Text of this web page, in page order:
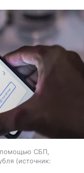
помощью СБП,
источник: